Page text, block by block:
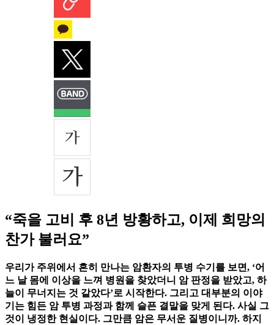
“죽을 고비 후 8년 방황하고, 이제 희망의
찬가 불러요”
우리가 주위에서 흔히 만나는 암환자의 투병 수기를 보면, ‘어
느 날 몸에 이상을 느껴 병원을 찾았더니 암 판정을 받았고, 하
늘이 무너지는 것 같았다’로 시작한다. 그리고 대부분의 이야
기는 힘든 암 투병 과정과 함께 슬픈 결말을 맞게 된다. 사실 그
것이 냉정한 현실이다. 그만큼 암은 무서운 질병이니까. 하지